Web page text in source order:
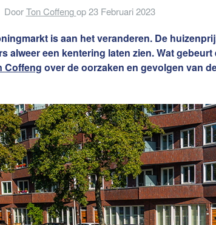
Word jij onze nieuwe
DoorTon Coffeng op23 Februari 2023
is aan het veranderen. De
alweer een kentering laten zien. Wat
Coffeng over de oorzaken en gevolgen van